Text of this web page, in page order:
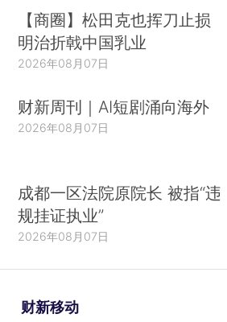
【商圈】松田克也挥刀止损
明治折戟中国乳业
2026年08月07日
财新周刊｜AI短剧涌向海外
2026年08月07日
成都一区法院原院长 被指“违
规挂证执业”
2026年08月07日
财新移动